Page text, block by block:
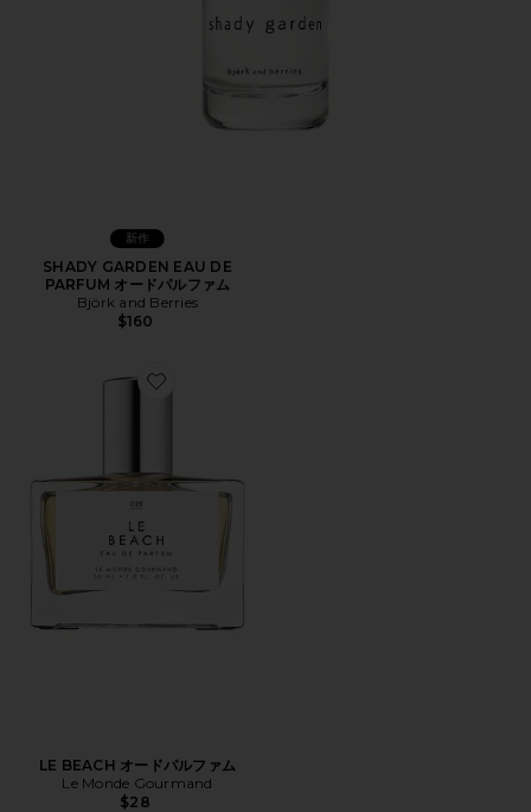
新作
SHADY GARDEN EAU DE
PARFUM オードパルファム
Björk and Berries
$160
Favorite LE BEACH オードパルファム
LE BEACH オードパルファム
Le Monde Gourmand
$28